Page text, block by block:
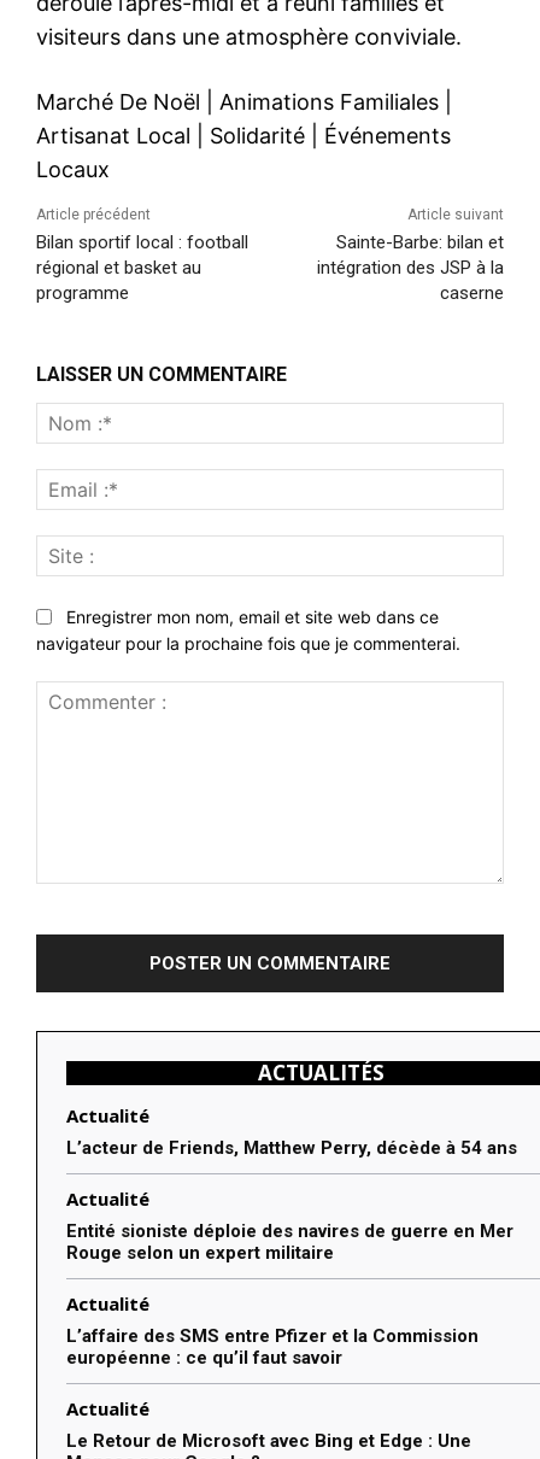
visiteurs dans une atmosphère conviviale.
Marché De Noël Animations Familiales
Artisanat Local
Solidarité
Événements
Locaux
Article précédent
Bilan sportif local : football
régional et basket au
programme
Article suivant
Sainte-Barbe: bilan et
intégration des JSP à la
caserne
LAISSER UN COMMENTAIRE
:*
:*
:
Enregistrer mon nom, email et site web dans ce
navigateur pour la prochaine fois que je commenterai.
ACTUALITÉS
Actualité
L’acteur de Friends, Matthew Perry, décède à 54 ans
Actualité
Entité sioniste déploie des navires de guerre en Mer
Rouge selon un expert militaire
Actualité
L’affaire des SMS entre Pfizer et la Commission
européenne : ce qu’il faut savoir
Actualité
Le Retour de Microsoft avec Bing et Edge : Une